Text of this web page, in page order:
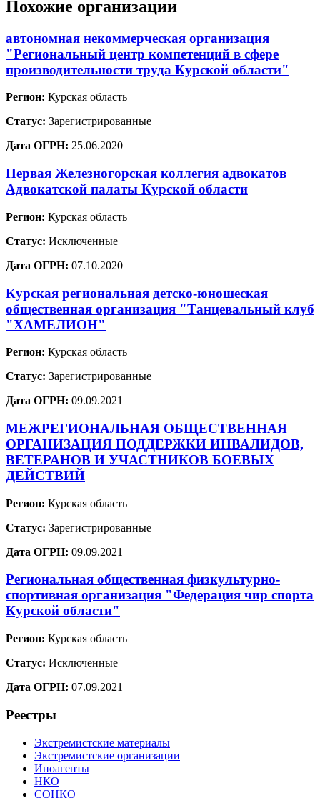
Похожие организации
автономная некоммерческая организация
"Региональный центр компетенций в сфере
производительности труда Курской области"
Регион: Курская область
Статус: Зарегистрированные
Дата ОГРН: 25.06.2020
Первая Железногорская коллегия адвокатов
Адвокатской палаты Курской области
Регион: Курская область
Статус: Исключенные
Дата ОГРН: 07.10.2020
Курская региональная детско-юношеская
общественная организация "Танцевальный клуб
"ХАМЕЛИОН"
Регион: Курская область
Статус: Зарегистрированные
Дата ОГРН: 09.09.2021
МЕЖРЕГИОНАЛЬНАЯ ОБЩЕСТВЕННАЯ
ОРГАНИЗАЦИЯ ПОДДЕРЖКИ ИНВАЛИДОВ,
ВЕТЕРАНОВ И УЧАСТНИКОВ БОЕВЫХ
ДЕЙСТВИЙ
Регион: Курская область
Статус: Зарегистрированные
Дата ОГРН: 09.09.2021
Региональная общественная физкультурно-
спортивная организация "Федерация чир спорта
Курской области"
Регион: Курская область
Статус: Исключенные
Дата ОГРН: 07.09.2021
Реестры
Экстремистские материалы
Экстремистские организации
Иноагенты
НКО
СОНКО